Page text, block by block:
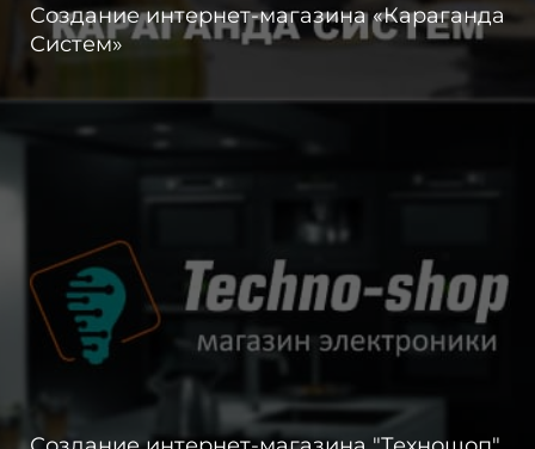
Создание интернет-магазина «Караганда
Систем»